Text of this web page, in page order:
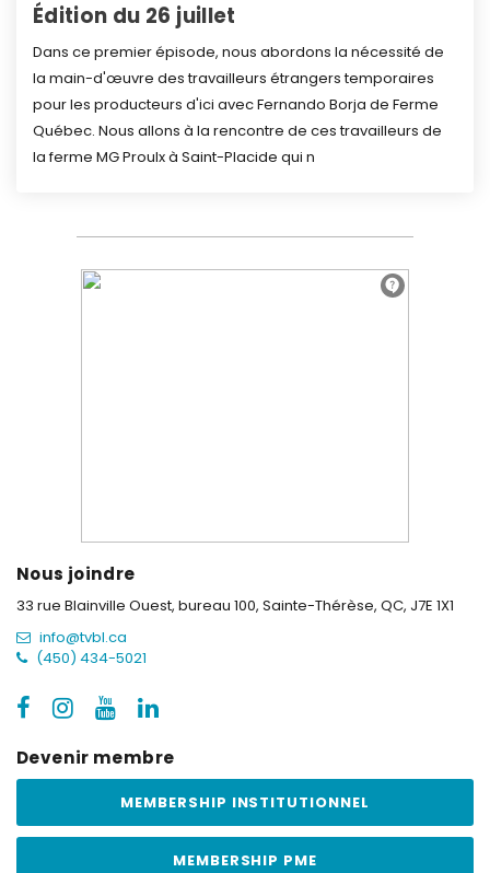
Édition du 26 juillet
Dans ce premier épisode, nous abordons la nécessité de
la main-d'œuvre des travailleurs étrangers temporaires
pour les producteurs d'ici avec Fernando Borja de Ferme
Québec. Nous allons à la rencontre de ces travailleurs de
la ferme MG Proulx à Saint-Placide qui n
Nous joindre
33 rue Blainville Ouest, bureau 100, Sainte-Thérèse, QC, J7E 1X1
info@tvbl.ca
(450) 434-5021
Devenir membre
MEMBERSHIP INSTITUTIONNEL
MEMBERSHIP PME